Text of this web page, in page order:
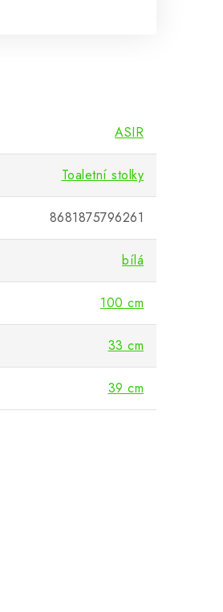
ASIR
Toaletní stolky
8681875796261
bílá
100 cm
33 cm
39 cm